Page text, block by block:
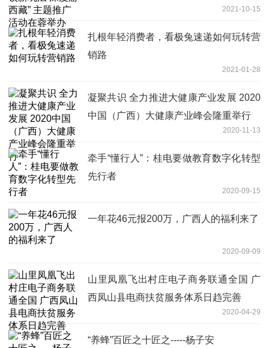
2021-10-15
扎根年轻消费者，看极兔速递如何玩转营
销路
2021-01-28
凝聚共识 全力推进大健康产业发展 2020
中国（广西）大健康产业峰会隆重举行
2020-11-13
牵手“懂行人”：桂电要做教育数字化转型
先行者
2020-09-15
一年花46元报200万，广西人的福利来了
2020-09-09
山里凤凰飞出村庄电子商务联通全国 广
西凤山县电商扶贫服务体系日趋完善
2020-04-29
“养蜂”百匠之十匠之-----杨子安